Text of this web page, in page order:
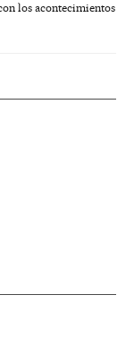
los acontecimientos